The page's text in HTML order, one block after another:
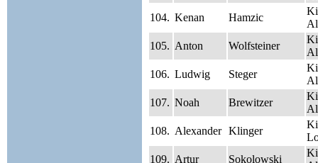
104. Kenan Hamzic
105. Anton Wolfsteiner
106. Ludwig Steger
107. Noah Brewitzer
108. Alexander Klinger
109. Artur Sokolowski